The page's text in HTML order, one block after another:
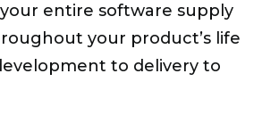
entire software supply
your product’s life
to delivery to